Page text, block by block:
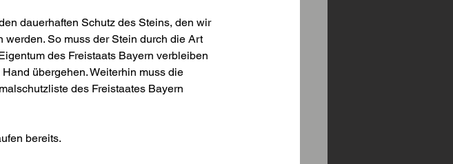
dauerhaften Schutz des Steins, den wir
werden. So muss der Stein durch die Art
des Freistaats Bayern verbleiben
übergehen. Weiterhin muss die
des Freistaates Bayern
bereits.